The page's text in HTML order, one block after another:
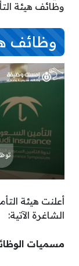
وظائف هيئة
وظائف
أعلنت هيئة
الشاغرة الآتية:
مسميات